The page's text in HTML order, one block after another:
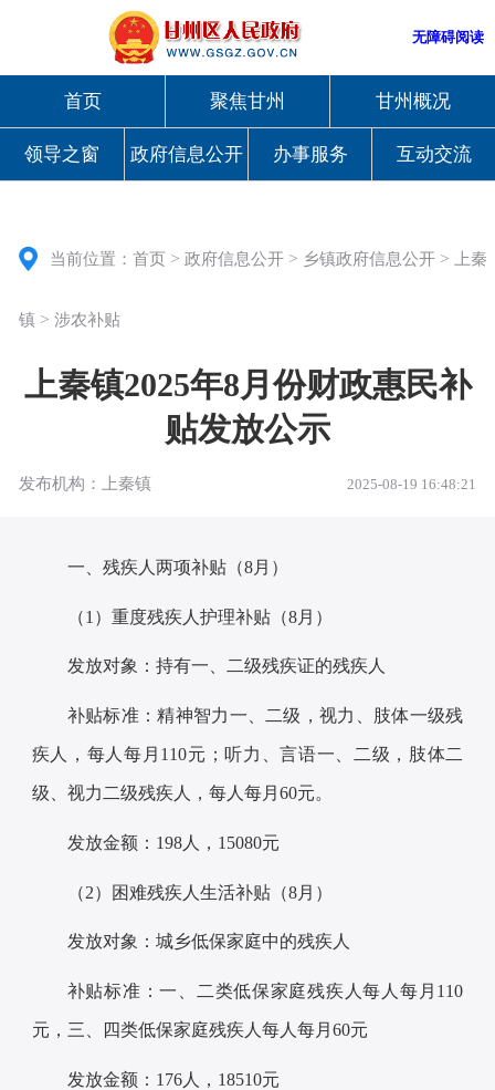
无障碍阅读
首页 聚焦甘州 甘州概况
领导之窗 政府信息公开 办事服务 互动交流
当前位置：首页 >政府信息公开 > 乡镇政府信息公开 > 上秦
镇 >涉农补贴
上秦镇2025年8月份财政惠民补
贴发放公示
发布机构：上秦镇 2025-08-19 16:48:21
一、残疾人两项补贴（8月）
（1）重度残疾人护理补贴（8月）
发放对象：持有一、二级残疾证的残疾人
补贴标准：精神智力一、二级，视力、肢体一级残
疾人，每人每月110元；听力、言语一、二级，肢体二
级、视力二级残疾人，每人每月60元。
发放金额：198人，15080元
（2）困难残疾人生活补贴（8月）
发放对象：城乡低保家庭中的残疾人
补贴标准：一、二类低保家庭残疾人每人每月110
元，三、四类低保家庭残疾人每人每月60元
发放金额：176人，18510元